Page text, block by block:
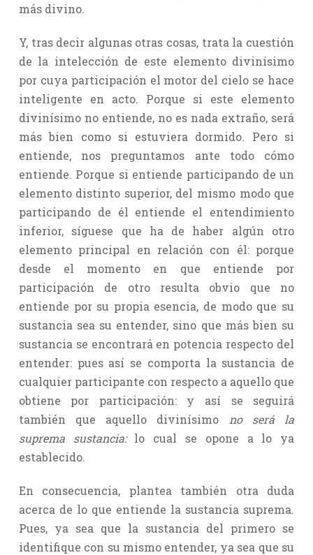
más divino.
Y, tras decir algunas otras cosas, trata la cuestión
de la intelección de este elemento divinísimo
por cuya participación el motor del cielo se hace
inteligente en acto. Porque si este elemento
divinísimo no entiende, no es nada extraño, será
más bien como si estuviera dormido. Pero si
entiende, nos preguntamos ante todo cómo
entiende. Porque si entiende participando de un
elemento distinto superior, del mismo modo que
participando de él entiende el entendimiento
inferior, síguese que ha de haber algún otro
elemento principal en relación con él: porque
desde el momento en que entiende por
participación de otro resulta obvio que no
entiende por su propia esencia, de modo que su
sustancia sea su entender, sino que más bien su
sustancia se encontrará en potencia respecto del
entender: pues así se comporta la sustancia de
cualquier participante con respecto a aquello que
obtiene por participación: y así se seguirá
también que aquello divinísimo
no será la
suprema sustancia: lo cual se opone a lo ya
establecido.
En consecuencia, plantea también otra duda
acerca de lo que entiende la sustancia suprema.
Pues, ya sea que la sustancia del primero se
identifique con su mismo entender, ya sea que su